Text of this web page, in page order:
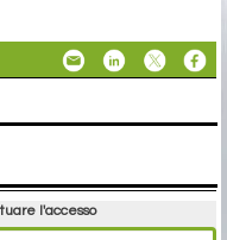
l'accesso